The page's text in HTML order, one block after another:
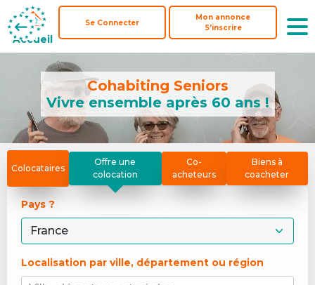
Accueil
Se Connecter
Mon annonce
S'inscrire
Accueil
Se Connecter
Mon annonce
S'inscrire
Cohabiting Seniors
Vivre ensemble après 60 ans !
Colocataires
Offre une
colocation
Co-
acheteurs
Biens à
coacheter
Pays ?
Localisation par ville, département ou région